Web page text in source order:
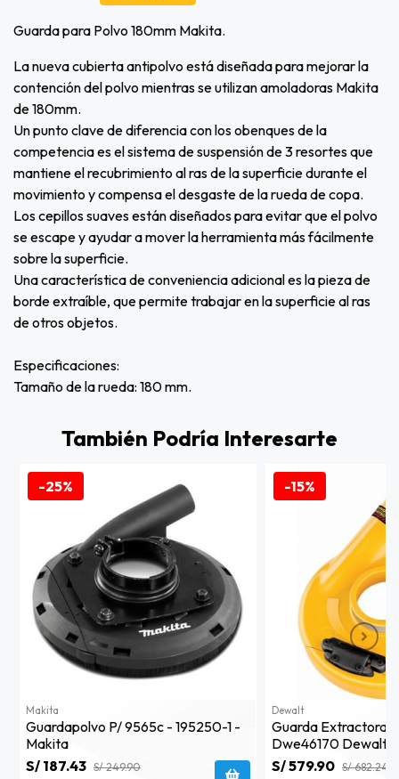
Guarda para Polvo 180mm Makita.
La nueva cubierta antipolvo está diseñada para mejorar la
contención del polvo mientras se utilizan amoladoras Makita
de 180mm.
Un punto clave de diferencia con los obenques de la
competencia es el sistema de suspensión de 3 resortes que
mantiene el recubrimiento al ras de la superficie durante el
movimiento y compensa el desgaste de la rueda de copa.
Los cepillos suaves están diseñados para evitar que el polvo
se escape y ayudar a mover la herramienta más fácilmente
sobre la superficie.
Una característica de conveniencia adicional es la pieza de
borde extraíble, que permite trabajar en la superficie al ras
de otros objetos.
Especificaciones:
Tamaño de la rueda: 180 mm.
También Podría Interesarte
-25%
Makita
Guardapolvo P/ 9565c - 195250-1 -
Makita
S/ 187.43 S/ 249.90
-15%
Dewalt
Guarda Extractora
Dwe46170 Dewalt
S/ 579.90 S/ 682.24